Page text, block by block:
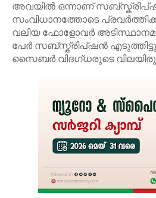
അവയിൽ ഒന്നാണ്
സംവിധാനത്തോടെ
വലിയ ഫോളോവർ
പേർ സബ്സ്ക്രിപ്ഷൻ
സൈബർ വിദഗ്ധരുടെ